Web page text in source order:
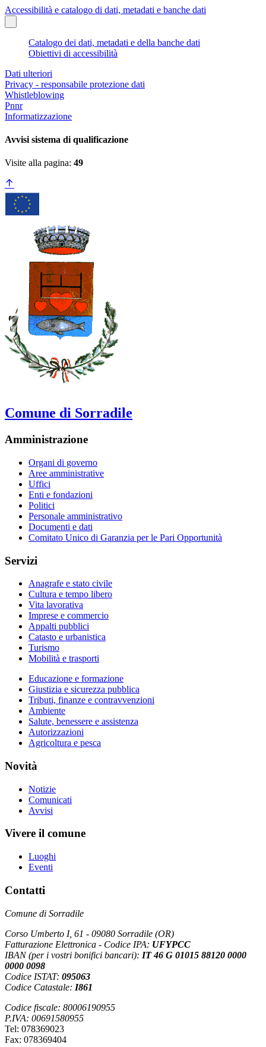
Accessibilità e catalogo di dati, metadati e banche dati
Catalogo dei dati, metadati e della banche dati
Obiettivi di accessibilità
Dati ulteriori
Privacy - responsabile protezione dati
Whistleblowing
Pnnr
Informatizzazione
Avvisi sistema di qualificazione
Visite alla pagina: 49
Comune di Sorradile
Amministrazione
Organi di governo
Aree amministrative
Uffici
Enti e fondazioni
Politici
Personale amministrativo
Documenti e dati
Comitato Unico di Garanzia per le Pari Opportunità
Servizi
Anagrafe e stato civile
Cultura e tempo libero
Vita lavorativa
Imprese e commercio
Appalti pubblici
Catasto e urbanistica
Turismo
Mobilità e trasporti
Educazione e formazione
Giustizia e sicurezza pubblica
Tributi, finanze e contravvenzioni
Ambiente
Salute, benessere e assistenza
Autorizzazioni
Agricoltura e pesca
Novità
Notizie
Comunicati
Avvisi
Vivere il comune
Luoghi
Eventi
Contatti
Comune di Sorradile
Corso Umberto I, 61 - 09080 Sorradile (OR)
Fatturazione Elettronica - Codice IPA: UFYPCC
IBAN (per i vostri bonifici bancari): IT 46 G 01015 88120 0000
0000 0098
Codice ISTAT: 095063
Codice Catastale: I861
Codice fiscale: 80006190955
P.IVA: 00691580955
Tel: 078369023
Fax: 078369404